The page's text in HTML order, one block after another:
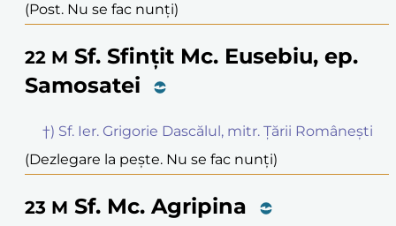
(Post. Nu se fac nunți)
22 M Sf. Sfințit Mc. Eusebiu, ep.
Samosatei
†) Sf. Ier. Grigorie Dascălul, mitr. Țării Românești
(Dezlegare la pește. Nu se fac nunți)
23 M Sf. Mc. Agripina